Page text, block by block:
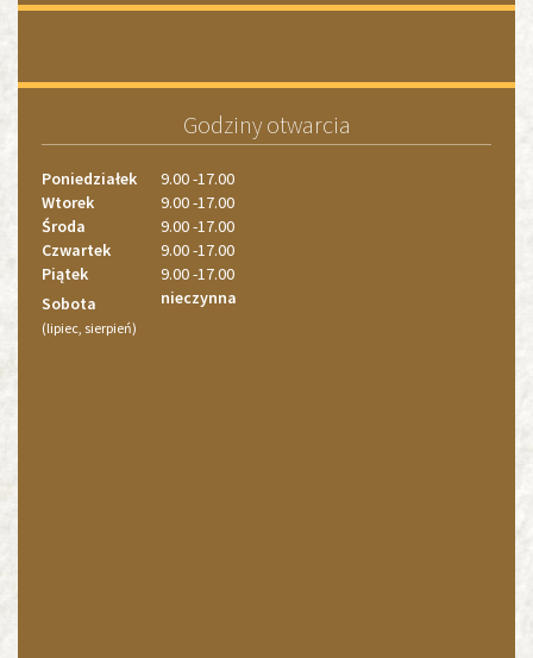
4
Godziny otwarcia
Poniedziałek
9.00 -17.00
Wtorek
9.00 -17.00
Środa
9.00 -17.00
Czwartek
9.00 -17.00
Piątek
9.00 -17.00
Sobota
(lipiec, sierpień)
nieczynna